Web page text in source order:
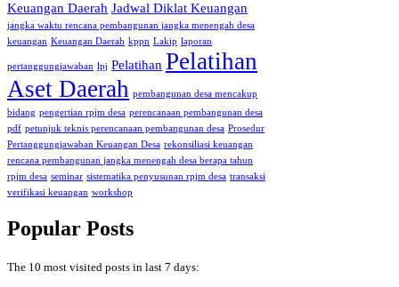
Keuangan Daerah Jadwal Diklat Keuangan
jangka waktu rencana pembangunan jangka menengah desa
keuangan Keuangan Daerah kppn Lakip laporan
pertanggungjawaban lpj Pelatihan Pelatihan
Aset Daerah pembangunan desa mencakup
bidang pengertian rpjm desa perencanaan pembangunan desa
pdf petunjuk teknis perencanaan pembangunan desa Prosedur
Pertanggungjawaban Keuangan Desa rekonsiliasi keuangan
rencana pembangunan jangka menengah desa berapa tahun
rpjm desa seminar sistematika penyusunan rpjm desa transaksi
verifikasi keuangan workshop
Popular Posts
The 10 most visited posts in last 7 days: